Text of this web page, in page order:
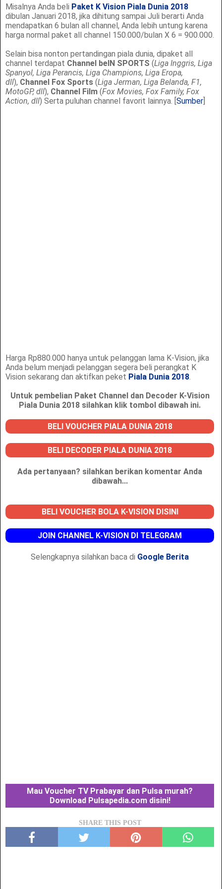
Misalnya Anda beli Paket K Vision Piala Dunia 2018
dibulan Januari 2018, jika dihitung sampai Juli berarti Anda
mendapatkan 6 bulan all channel, Anda lebih untung karena
harga normal paket all channel 150.000/bulan X 6 = 900.000.
Selain bisa nonton pertandingan piala dunia, dipaket all
channel terdapat Channel beIN SPORTS (Liga Inggris, Liga
Spanyol, Liga Perancis, Liga Champions, Liga Eropa,
dll), Channel Fox Sports (Liga Jerman, Liga Belanda, F1,
MotoGP, dll), Channel Film (Fox Movies, Fox Family, Fox
Action, dll) Serta puluhan channel favorit lainnya. [Sumber
Harga Rp880.000 hanya untuk pelanggan lama K-Vision, jika
Anda belum menjadi pelanggan segera beli perangkat K
Vision sekarang dan aktifkan peket Piala Dunia 2018.
Untuk pembelian Paket Channel dan Decoder K-Vision
Piala Dunia 2018 silahkan klik tombol dibawah ini.
BELI VOUCHER PIALA DUNIA 2018
BELI DECODER PIALA DUNIA 2018
Ada pertanyaan? silahkan berikan komentar Anda
dibawah...
BELI VOUCHER BOLA K-VISION DISINI
JOIN CHANNEL K-VISION DI TELEGRAM
Selengkapnya silahkan baca di Google Berita
Mau Voucher TV Prabayar dan Pulsa murah?
Download Pulsapedia.com disini!
SHARE THIS POST